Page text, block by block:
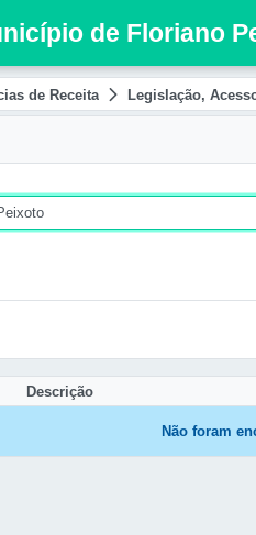
de Floriano
de Receita Legislação,
Descrição
Não foram